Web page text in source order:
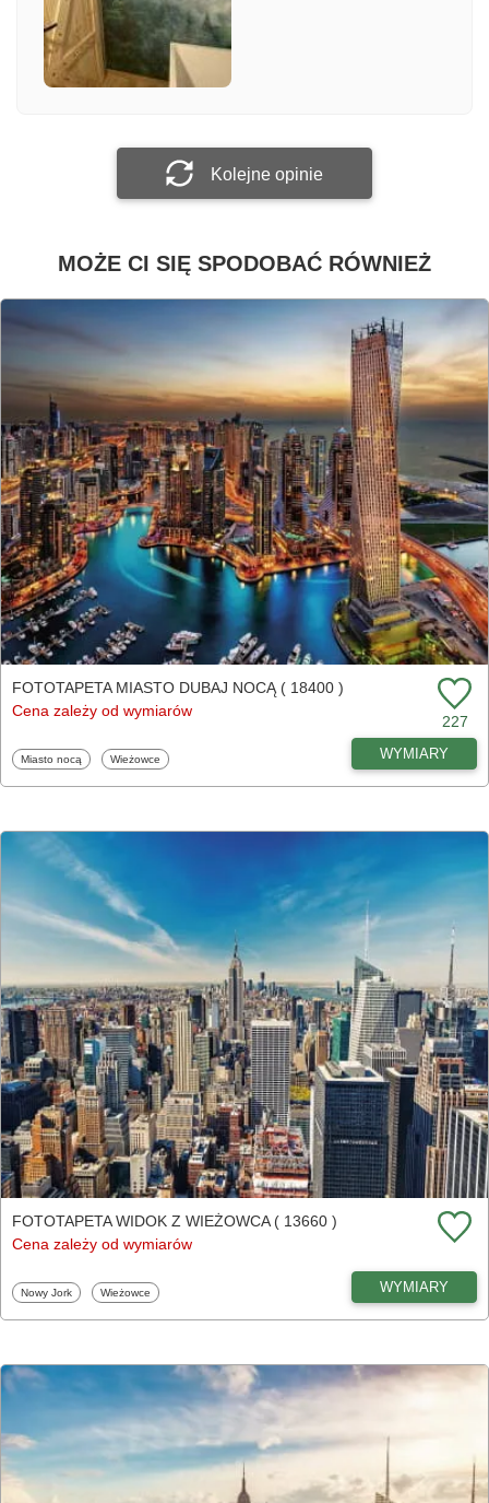
Załącz zdjęcie
Kolejne opinie
MOŻE CI SIĘ SPODOBAĆ RÓWNIEŻ
FOTOTAPETA MIASTO DUBAJ NOCĄ ( 18400 )
Cena zależy od wymiarów
227
Fototapety
Miasto nocą Fototapety
Wieżowce WYMIARY
FOTOTAPETA WIDOK Z WIEŻOWCA ( 13660 )
Cena zależy od wymiarów
Fototapety
Nowy Jork Fototapety
Wieżowce WYMIARY